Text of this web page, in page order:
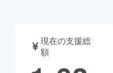
音楽
ゲーム・サ
現在の支援総
額